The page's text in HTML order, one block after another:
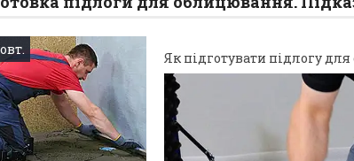
Як підготувати підлогу